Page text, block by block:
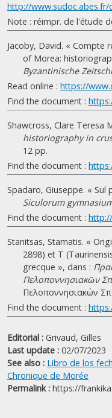
http://www.sudoc.abes.fr/
Note : réimpr. de l'étude
Jacoby, David. « Compte
of Morea:
Byzantinische
Read online : https://
Find the document :
Shawcross, Clare Teresa
historiography in
12 pp.
Find the document :
Spadaro, Giuseppe. «
Siculorum
Find the document :
Stanitsas, Stamatis. «
2898) et T
grecque », dans :
Πελοποννησιακῶν
Πελοποννησιακών
Find the document :
Editorial : Grivaud, Gilles
Last update : 02/07/2023
See also : Libro de los
Chronique de Morée
Permalink : https://